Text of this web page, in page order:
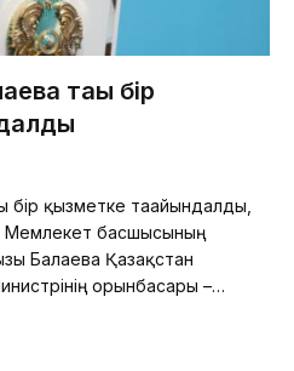
тағы бір
қызметке тағайындалды,
Мемлекет басшысының
Балаева Қазақстан
орынбасары –…